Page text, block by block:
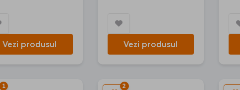
Vezi produsul Vezi produsul
1 2